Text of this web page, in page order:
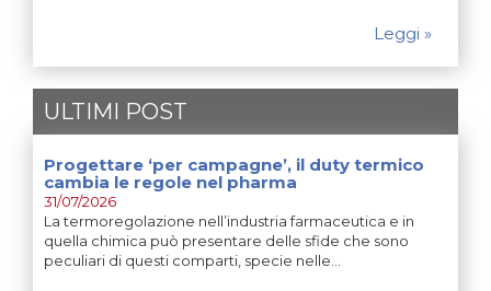
Leggi »
ULTIMI POST
Progettare ‘per campagne’, il duty termico
cambia le regole nel pharma
31/07/2026
La termoregolazione nell’industria farmaceutica e in
quella chimica può presentare delle sfide che sono
peculiari di questi comparti, specie nelle…